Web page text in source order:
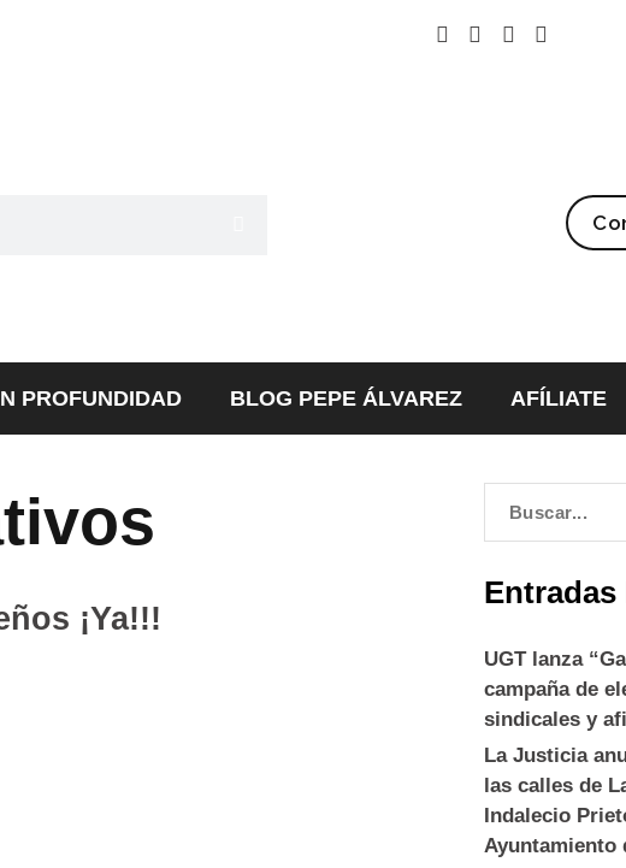
PROFUNDIDAD BLOG PEPE ÁLVAREZ AFÍLIATE
¡Ya!!!
Entradas
UGT lanza
campaña de
sindicales y
La Justicia
las calles de
Indalecio
Ayuntamiento